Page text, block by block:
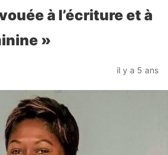
à l’écriture et à
»
il y a 5 ans